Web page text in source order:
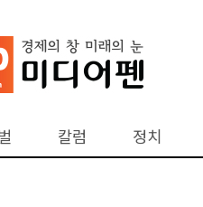
칼럼 정치